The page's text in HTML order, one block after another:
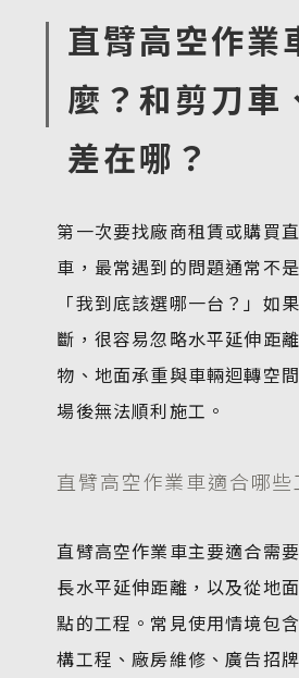
直臂高空作業
麼？和剪刀車
差在哪？
第一次要找廠商租賃或購買
車，最常遇到的問題通常不
「我到底該選哪一台？」如
斷，很容易忽略水平延伸距
物、地面承重與車輛迴轉空
場後無法順利施工。
直臂高空作業車適合哪些
直臂高空作業車主要適合需
長水平延伸距離，以及從地
點的工程。常見使用情境包
構工程、廠房維修、廣告招